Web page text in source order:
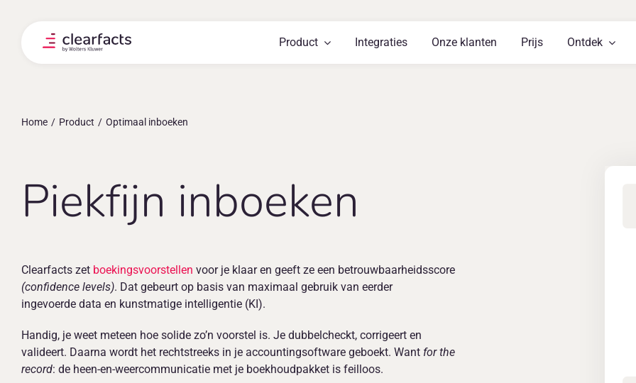
Product Integraties Onze klanten Prijs Ontdek
Home Product Optimaal inboeken
Piekfijn inboeken
Clearfacts zet boekingsvoorstellen voor je klaar en geeft ze een betrouwbaarheidsscore
(confidence levels). Dat gebeurt op basis van maximaal gebruik van eerder
ingevoerde data en kunstmatige intelligentie (KI).
Handig, je weet meteen hoe solide zo’n voorstel is. Je dubbelcheckt, corrigeert en
valideert. Daarna wordt het rechtstreeks in je accountingsoftware geboekt. Want for the
record: de heen-en-weercommunicatie met je boekhoudpakket is feilloos.